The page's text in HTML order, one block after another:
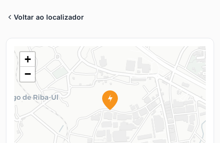
Voltar ao localizador
+
−